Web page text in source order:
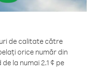
de calitate către
orice număr din
la numai 2.1 ¢ pe